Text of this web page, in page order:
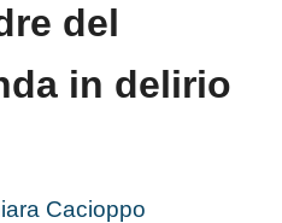
del
in delirio
Cacioppo